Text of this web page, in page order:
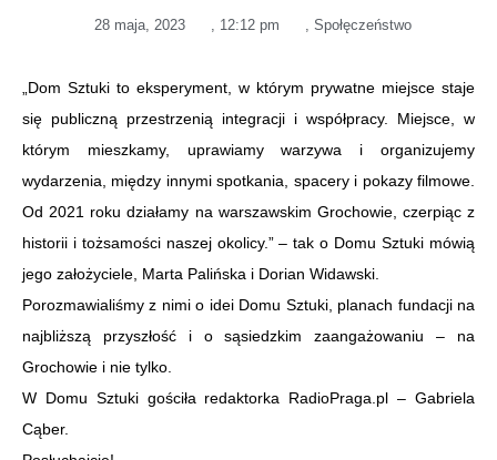
28 maja, 2023 12:12 pm Społęczeństwo
„Dom Sztuki to eksperyment, w którym prywatne miejsce staje
się publiczną przestrzenią integracji i współpracy. Miejsce, w
którym mieszkamy, uprawiamy warzywa i organizujemy
wydarzenia, między innymi spotkania, spacery i pokazy filmowe.
Od 2021 roku działamy na warszawskim Grochowie, czerpiąc z
historii i tożsamości naszej okolicy.” – tak o Domu Sztuki mówią
jego założyciele, Marta Palińska i Dorian Widawski.
Porozmawialiśmy z nimi o idei Domu Sztuki, planach fundacji na
najbliższą przyszłość i o sąsiedzkim zaangażowaniu – na
Grochowie i nie tylko.
W Domu Sztuki gościła redaktorka RadioPraga.pl – Gabriela
Cąber.